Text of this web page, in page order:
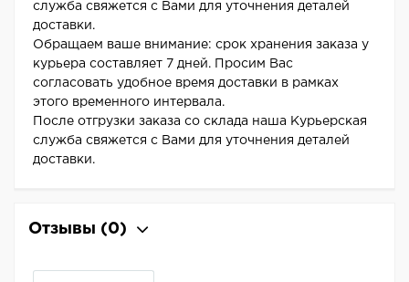
служба свяжется с Вами для уточнения деталей
доставки.
Обращаем ваше внимание: срок хранения заказа у
курьера составляет 7 дней. Просим Вас
согласовать удобное время доставки в рамках
этого временного интервала.
После отгрузки заказа со склада наша Курьерская
служба свяжется с Вами для уточнения деталей
доставки.
Отзывы (0)